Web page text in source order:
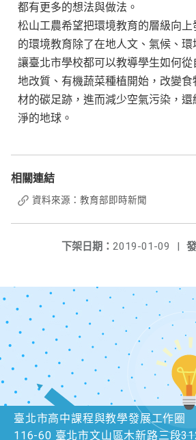
都有更多的想法與做法。
松山工農希望把環境教育的層級向
的環境教育除了在地人文、氣候、環
讓臺北市學校都可以教導學生如何從
地改質、有機蔬菜種植開始，改變
材的碳足跡，進而減少空氣污染，
淨的地球。
相關連結
資料來源：教育部即時新聞
下架日期： 2019-01-09
|
臺北市高中課程與教學發展工作圈
116-60 臺北市文山區木新路三段